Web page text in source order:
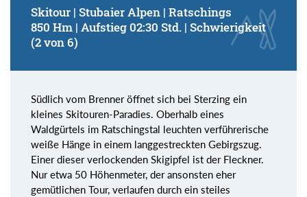
Skitour | Stubaier Alpen | Ratschings
850 Hm | Aufstieg 02:30 Std. | Schwierigkeit
(2 von 6)
Südlich vom Brenner öffnet sich bei Sterzing ein
kleines Skitouren-Paradies. Oberhalb eines
Waldgürtels im Ratschingstal leuchten verführerische
weiße Hänge in einem langgestreckten Gebirgszug.
Einer dieser verlockenden Skigipfel ist der Fleckner.
Nur etwa 50 Höhenmeter, der ansonsten eher
gemütlichen Tour, verlaufen durch ein steiles